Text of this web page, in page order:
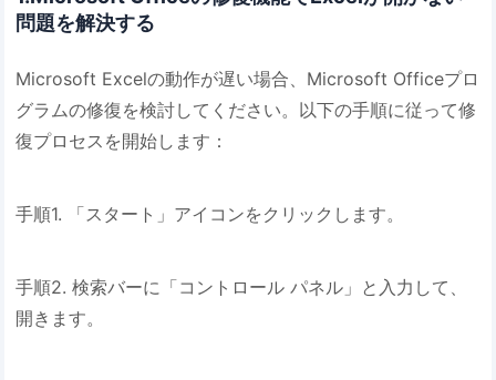
問題を解決する
Microsoft Excelの動作が遅い場合、Microsoft Officeプロ
グラムの修復を検討してください。以下の手順に従って修
復プロセスを開始します：
手順1. 「スタート」アイコンをクリックします。
手順2. 検索バーに「コントロール パネル」と入力して、
開きます。